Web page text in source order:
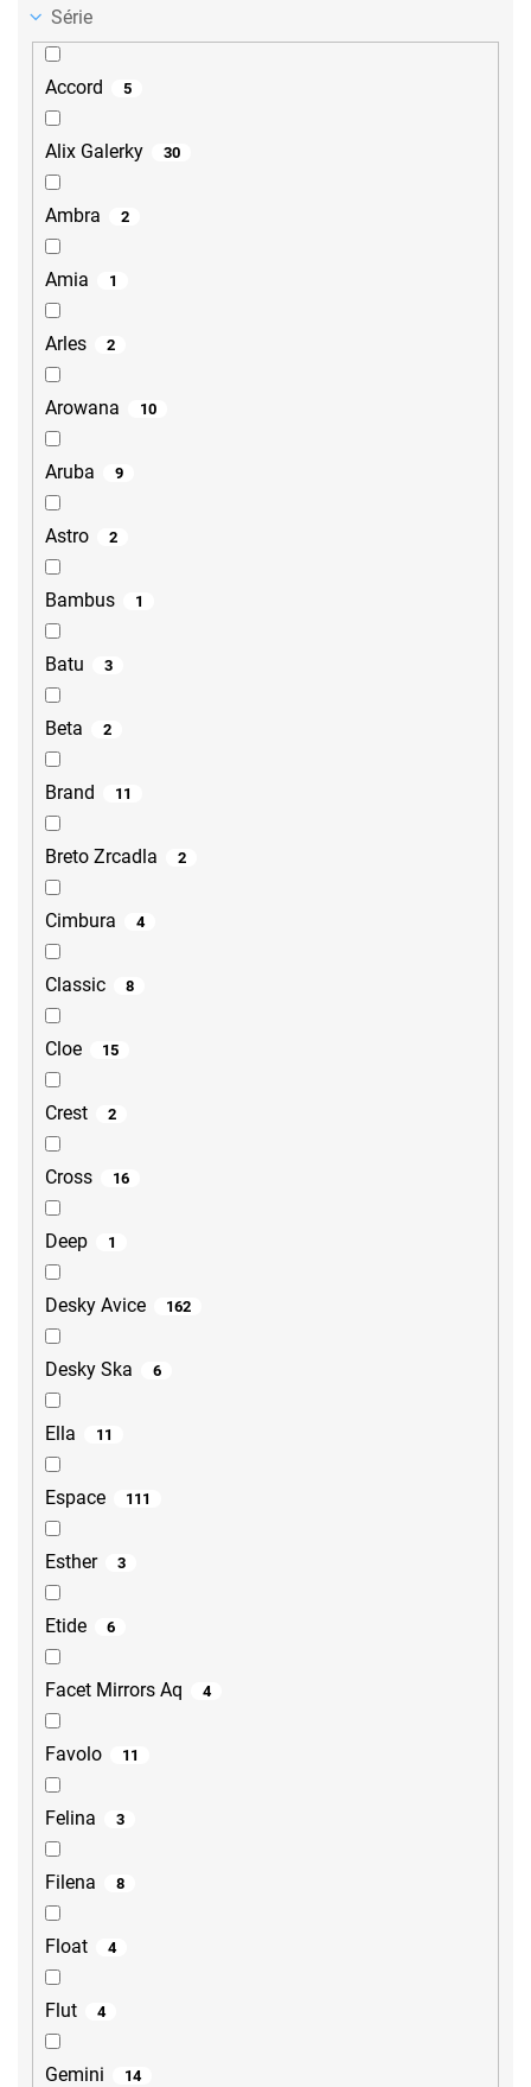
Série
Accord 5
Alix Galerky 30
Ambra 2
Amia 1
Arles 2
Arowana 10
Aruba 9
Astro 2
Bambus 1
Batu 3
Beta 2
Brand 11
Breto Zrcadla 2
Cimbura 4
Classic 8
Cloe 15
Crest 2
Cross 16
Deep 1
Desky Avice 162
Desky Ska 6
Ella 11
Espace 111
Esther 3
Etide 6
Facet Mirrors Aq 4
Favolo 11
Felina 3
Filena 8
Float 4
Flut 4
Gemini 14